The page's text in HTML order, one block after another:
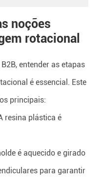
noções
rotacional
entender as etapas
é essencial. Este
principais:
resina plástica é
é aquecido e girado
para garantir